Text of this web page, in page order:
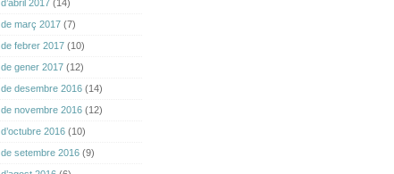
d’abril 2017 (14)
de març 2017 (7)
de febrer 2017 (10)
de gener 2017 (12)
de desembre 2016 (14)
de novembre 2016 (12)
d’octubre 2016 (10)
de setembre 2016 (9)